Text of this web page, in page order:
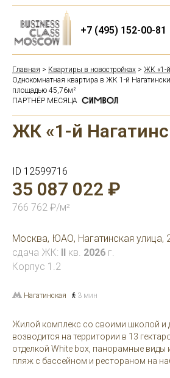
+7 (495) 152-00-81
Главная > Квартиры в новостройках > ЖК «1-
Однокомнатная квартира в ЖК 1-й
площадью 45,76м²
ПАРТНЁР МЕСЯЦА
ЖК «1-й
ID 12599716
35 087 022 ₽
766 762 ₽/м²
Москва, ЮАО, Нагатинская улица,
сдача ЖК:
кв. 2026 г.
Корпус 1.2
Нагатинская 3 мин
Жилой комплекс со своими школой и
возводится на территории в 13
отделкой White box, панорамные виды
пляж с бассейном и рестораном на